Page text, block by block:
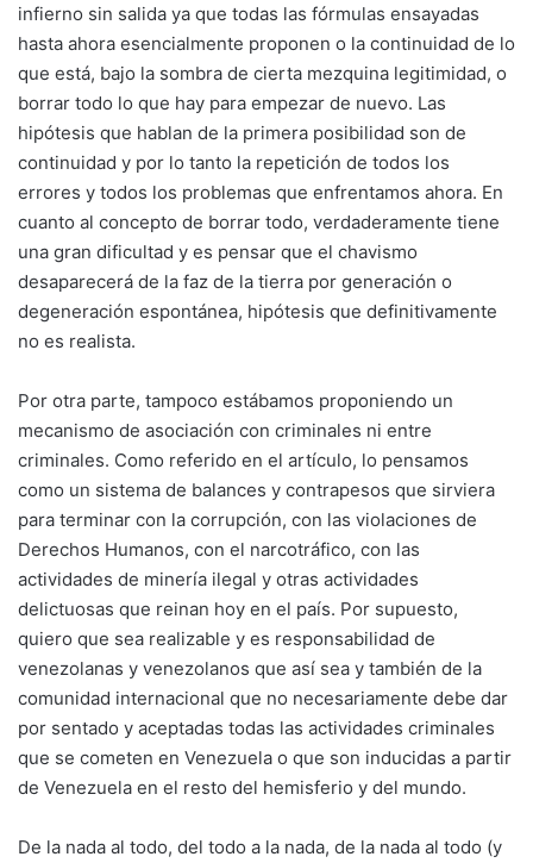
infierno sin salida ya que todas las fórmulas ensayadas
hasta ahora esencialmente proponen o la continuidad de lo
que está, bajo la sombra de cierta mezquina legitimidad, o
borrar todo lo que hay para empezar de nuevo. Las
hipótesis que hablan de la primera posibilidad son de
continuidad y por lo tanto la repetición de todos los
errores y todos los problemas que enfrentamos ahora. En
cuanto al concepto de borrar todo, verdaderamente tiene
una gran dificultad y es pensar que el chavismo
desaparecerá de la faz de la tierra por generación o
degeneración espontánea, hipótesis que definitivamente
no es realista.
Por otra parte, tampoco estábamos proponiendo un
mecanismo de asociación con criminales ni entre
criminales. Como referido en el artículo, lo pensamos
como un sistema de balances y contrapesos que sirviera
para terminar con la corrupción, con las violaciones de
Derechos Humanos, con el narcotráfico, con las
actividades de minería ilegal y otras actividades
delictuosas que reinan hoy en el país. Por supuesto,
quiero que sea realizable y es responsabilidad de
venezolanas y venezolanos que así sea y también de la
comunidad internacional que no necesariamente debe dar
por sentado y aceptadas todas las actividades criminales
que se cometen en Venezuela o que son inducidas a partir
de Venezuela en el resto del hemisferio y del mundo.
De la nada al todo, del todo a la nada, de la nada al todo (y